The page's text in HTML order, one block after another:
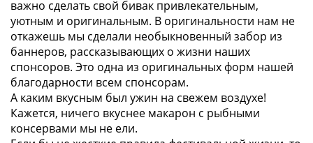
важно сделать свой бивак привлекательным,
уютным и оригинальным. В оригинальности нам не
откажешь мы сделали необыкновенный забор из
баннеров, рассказывающих о жизни наших
спонсоров. Это одна из оригинальных форм нашей
благодарности всем спонсорам.
А каким вкусным был ужин на свежем воздухе!
Кажется, ничего вкуснее макарон с рыбными
консервами мы не ели.